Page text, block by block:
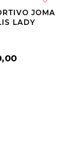
JOMA
LADY
,00